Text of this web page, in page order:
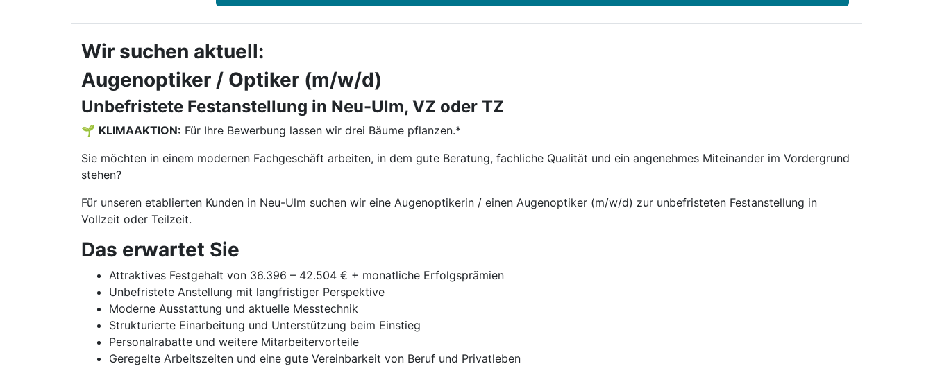
Wir suchen aktuell:
Augenoptiker / Optiker (m/w/d)
Unbefristete Festanstellung in Neu-Ulm, VZ oder TZ
🌱 KLIMAAKTION: Für Ihre Bewerbung lassen wir drei Bäume pflanzen.*
Sie möchten in einem modernen Fachgeschäft arbeiten, in dem gute Beratung, fachliche Qualität und ein angenehmes Miteinander im Vordergrund
stehen?
Für unseren etablierten Kunden in Neu-Ulm suchen wir eine Augenoptikerin / einen Augenoptiker (m/w/d) zur unbefristeten Festanstellung in
Vollzeit oder Teilzeit.
Das erwartet Sie
Attraktives Festgehalt von 36.396 – 42.504 € + monatliche Erfolgsprämien
Unbefristete Anstellung mit langfristiger Perspektive
Moderne Ausstattung und aktuelle Messtechnik
Strukturierte Einarbeitung und Unterstützung beim Einstieg
Personalrabatte und weitere Mitarbeitervorteile
Geregelte Arbeitszeiten und eine gute Vereinbarkeit von Beruf und Privatleben